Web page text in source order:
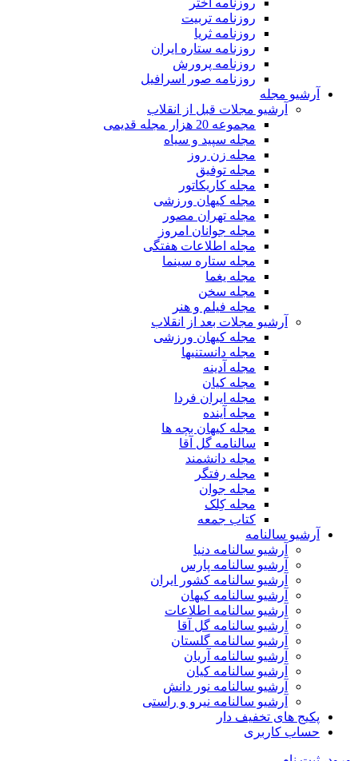
روزنامه اختر
روزنامه تربیت
روزنامه ثریا
روزنامه ستاره ایران
روزنامه پرورش
روزنامه صور اسرافیل
آرشیو مجله
آرشیو مجلات قبل از انقلاب
مجموعه 20 هزار مجله قدیمی
مجله سپید و سیاه
مجله زن روز
مجله توفیق
مجله کاریکاتور
مجله کیهان ورزشی
مجله تهران مصور
مجله جوانان امروز
مجله اطلاعات هفتگی
مجله ستاره سینما
مجله یغما
مجله سخن
مجله فیلم و هنر
آرشیو مجلات بعد از انقلاب
مجله کیهان ورزشی
مجله دانستنیها
مجله آدینه
مجله کیان
مجله ایران فردا
مجله آینده
مجله کیهان بچه ها
سالنامه گل آقا
مجله دانشمند
مجله رفتگر
مجله جوان
مجله کِلک
کتاب جمعه
آرشیو سالنامه
آرشیو سالنامه دنیا
آرشیو سالنامه پارس
آرشیو سالنامه کشور ایران
آرشیو سالنامه کیهان
آرشیو سالنامه اطلاعات
آرشیو سالنامه گل آقا
آرشیو سالنامه گلستان
آرشیو سالنامه آریان
آرشیو سالنامه کیان
آرشیو سالنامه نور دانش
آرشیو سالنامه نیرو و راستی
پکیج های تخفیف دار
حساب کاربری